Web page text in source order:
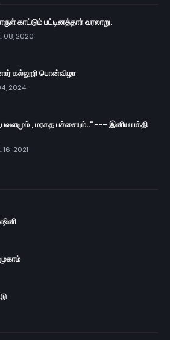
காட்டும் பட்டினத்தார் வரலாறு.
2020
கல்லூரி பொன்விழா
2024
,பவளமும் , மரகத பச்சையும்.." --- இனிய பக்தி
2021